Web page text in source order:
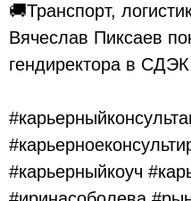
🚚Транспорт,
Вячеслав Пиксаев
гендиректора в
#карьерныйкоуч